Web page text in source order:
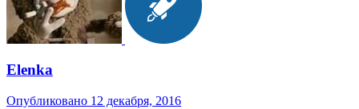
Elenka
Опубликовано 12 декабря, 2016